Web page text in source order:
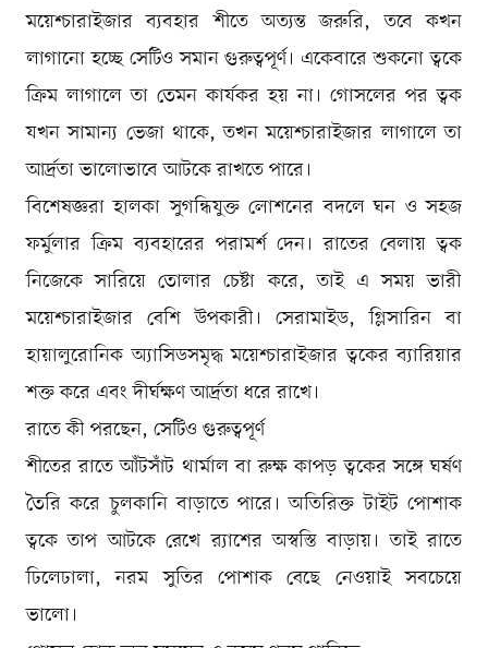
ময়েশ্চারাইজার ব্যবহার শীতে অত্যন্ত জরুরি, তবে কখন
লাগানো হচ্ছে সেটিও সমান গুরুত্বপূর্ণ। একেবারে শুকনো ত্বকে
ক্রিম লাগালে তা তেমন কার্যকর হয় না। গোসলের পর ত্বক
যখন সামান্য ভেজা থাকে, তখন ময়েশ্চারাইজার লাগালে তা
আর্দ্রতা ভালোভাবে আটকে রাখতে পারে।
বিশেষজ্ঞরা হালকা সুগন্ধিযুক্ত লোশনের বদলে ঘন ও সহজ
ফর্মুলার ক্রিম ব্যবহারের পরামর্শ দেন। রাতের বেলায় ত্বক
নিজেকে সারিয়ে তোলার চেষ্টা করে, তাই এ সময় ভারী
ময়েশ্চারাইজার বেশি উপকারী। সেরামাইড, গ্লিসারিন বা
হায়ালুরোনিক অ্যাসিডসমৃদ্ধ ময়েশ্চারাইজার ত্বকের ব্যারিয়ার
শক্ত করে এবং দীর্ঘক্ষণ আর্দ্রতা ধরে রাখে।
রাতে কী পরছেন, সেটিও গুরুত্বপূর্ণ
শীতের রাতে আঁটসাঁট থার্মাল বা রুক্ষ কাপড় ত্বকের সঙ্গে ঘর্ষণ
তৈরি করে চুলকানি বাড়াতে পারে। অতিরিক্ত টাইট পোশাক
ত্বকে তাপ আটকে রেখে র‍্যাশের অস্বস্তি বাড়ায়। তাই রাতে
ঢিলেঢালা, নরম সুতির পোশাক বেছে নেওয়াই সবচেয়ে
ভালো।